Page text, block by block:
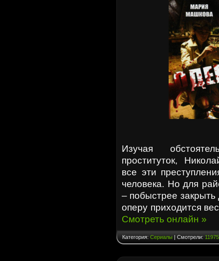
Изучая
проституток,
все эти
человека. Но для
– побыстрее
оперу приходится
Смотреть онлайн »
Категория: Сериалы | Смотрели: 11975